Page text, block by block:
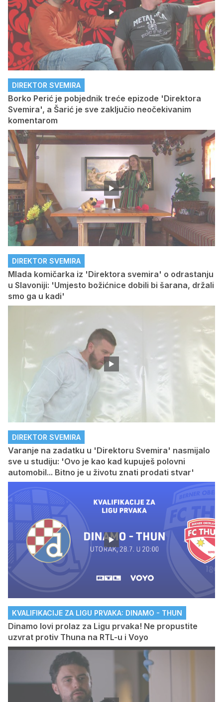
DIREKTOR SVEMIRA
Borko Perić je pobjednik treće epizode 'Direktora
Svemira', a Šarić je sve zaključio neočekivanim
komentarom
DIREKTOR SVEMIRA
Mlada komičarka iz 'Direktora svemira' o odrastanju
u Slavoniji: 'Umjesto božićnice dobili bi šarana, držali
smo ga u kadi'
DIREKTOR SVEMIRA
Varanje na zadatku u 'Direktoru Svemira' nasmijalo
sve u studiju: 'Ovo je kao kad kupuješ polovni
automobil... Bitno je u životu znati prodati stvar'
KVALIFIKACIJE ZA LIGU PRVAKA: DINAMO - THUN
Dinamo lovi prolaz za Ligu prvaka! Ne propustite
uzvrat protiv Thuna na RTL-u i Voyo